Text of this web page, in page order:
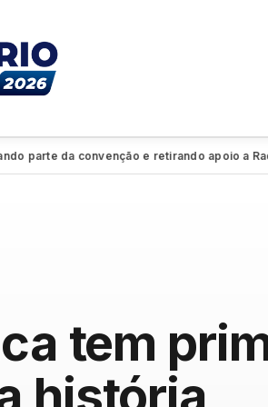
da convenção e retirando apoio a Raquel●
tem